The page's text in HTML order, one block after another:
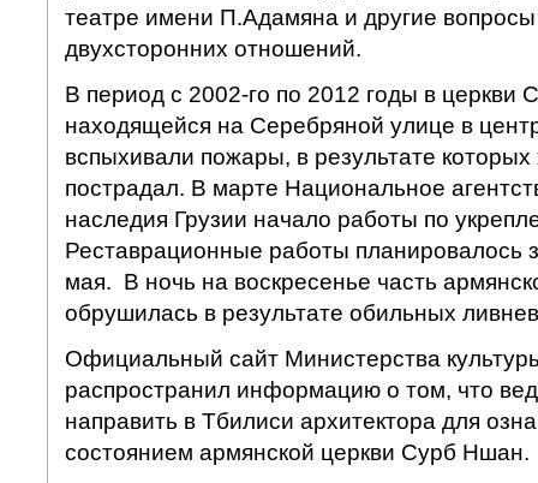
театре имени П.Адамяна и другие вопросы
двухсторонних отношений.
В период с 2002-го по 2012 годы в церкви
находящейся на Серебряной улице в
вспыхивали пожары, в результате
пострадал. В марте Национальное
наследия Грузии начало работы по
Реставрационные работы планировалось
мая. В ночь на воскресенье часть
обрушилась в результате обильных
Официальный сайт Министерства
распространил информацию о том, что
направить в Тбилиси архитектора для
состоянием армянской церкви Сурб Ншан.